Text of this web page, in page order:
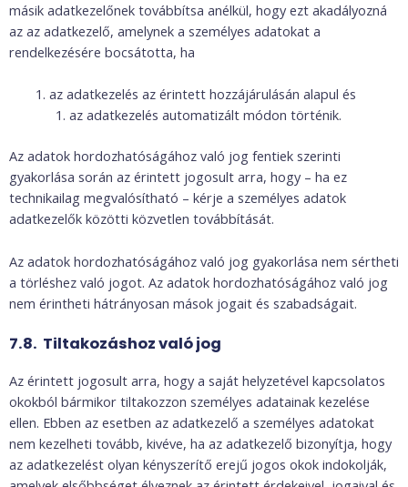
másik adatkezelőnek továbbítsa anélkül, hogy ezt akadályozná
az az adatkezelő, amelynek a személyes adatokat a
rendelkezésére bocsátotta, ha
az adatkezelés az érintett hozzájárulásán alapul és
az adatkezelés automatizált módon történik.
Az adatok hordozhatóságához való jog fentiek szerinti
gyakorlása során az érintett jogosult arra, hogy – ha ez
technikailag megvalósítható – kérje a személyes adatok
adatkezelők közötti közvetlen továbbítását.
Az adatok hordozhatóságához való jog gyakorlása nem sértheti
a törléshez való jogot. Az adatok hordozhatóságához való jog
nem érintheti hátrányosan mások jogait és szabadságait.
7.8. Tiltakozáshoz való jog
Az érintett jogosult arra, hogy a saját helyzetével kapcsolatos
okokból bármikor tiltakozzon személyes adatainak kezelése
ellen. Ebben az esetben az adatkezelő a személyes adatokat
nem kezelheti tovább, kivéve, ha az adatkezelő bizonyítja, hogy
az adatkezelést olyan kényszerítő erejű jogos okok indokolják,